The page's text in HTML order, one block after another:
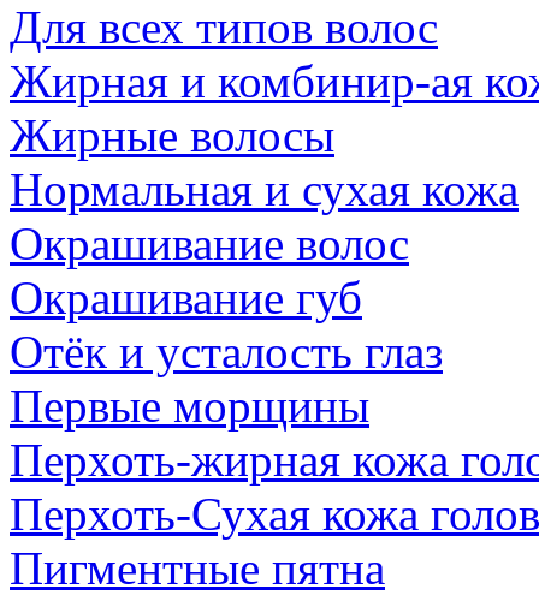
Для всех типов волос
Жирная и комбинир-ая
Жирные волосы
Нормальная и сухая кожа
Окрашивание волос
Окрашивание губ
Отёк и усталость глаз
Первые морщины
Перхоть-жирная кожа
Перхоть-Сухая кожа
Пигментные пятна